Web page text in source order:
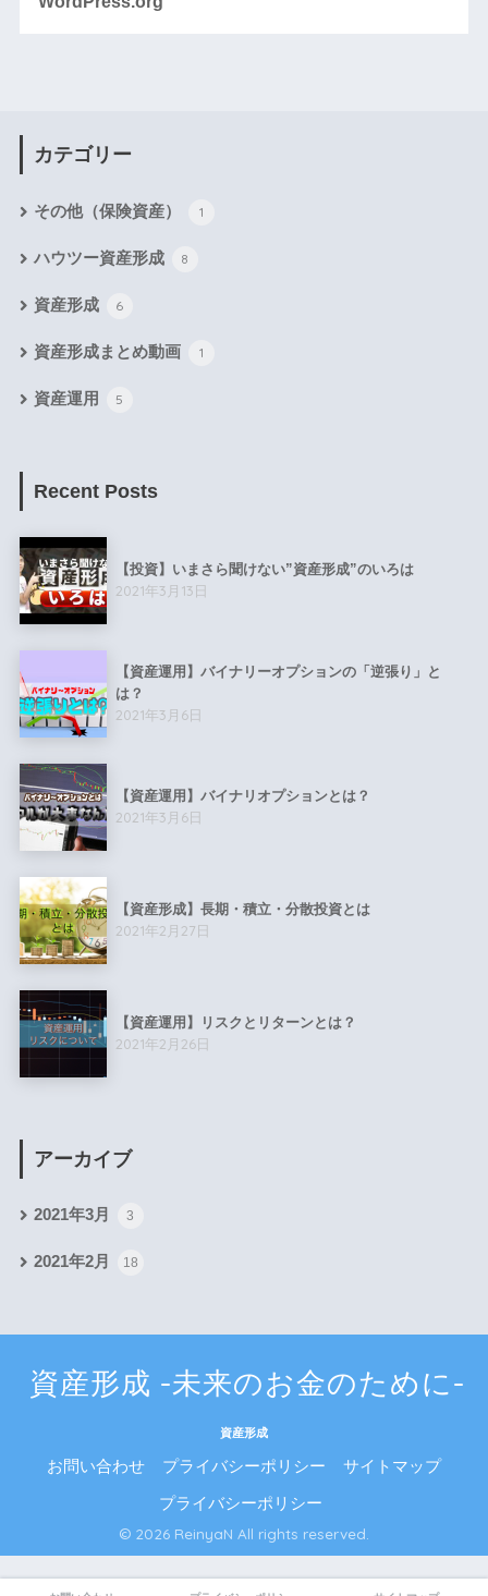
カテゴリー
その他（保険資産） 1
ハウツー資産形成 8
資産形成 6
資産形成まとめ動画 1
資産運用 5
Recent Posts
【投資】いまさら聞けない”資産形成”のいろは
2021年3月13日
【資産運用】バイナリーオプションの「逆張り」と
は？
2021年3月6日
【資産運用】バイナリオプションとは？
2021年3月6日
【資産形成】長期・積立・分散投資とは
2021年2月27日
【資産運用】リスクとリターンとは？
2021年2月26日
アーカイブ
2021年3月 3
2021年2月 18
資産形成 -未来のお金のために-
資産形成
お問い合わせ プライバシーポリシー サイトマップ
プライバシーポリシー
© 2026 ReinyaN All rights reserved.